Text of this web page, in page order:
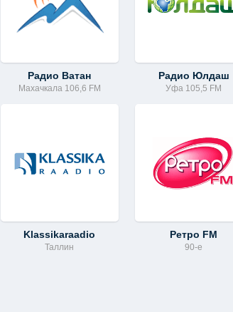
Радио Ватан
Махачкала 106,6 FM
Радио Юлдаш
Уфа 105,5 FM
Klassikaraadio
Таллин
Ретро FM
90-е